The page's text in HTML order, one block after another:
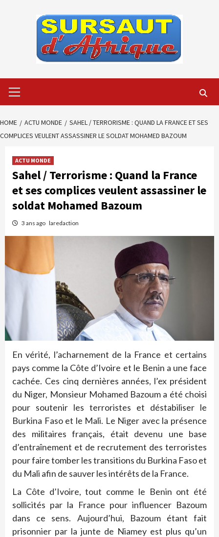
Menu
HOME ACTU MONDE
SAHEL / TERRORISME : QUAND LA FRANCE ET SES
COMPLICES VEULENT ASSASSINER LE SOLDAT MOHAMED BAZOUM
ACTU MONDE
Sahel / Terrorisme : Quand la France
et ses complices veulent assassiner le
soldat Mohamed Bazoum
3 ans ago laredaction
En vérité, l’acharnement de la France et certains
pays comme la Côte d’Ivoire et le Benin a une face
cachée. Ces cinq dernières années, l’ex président
du Niger, Monsieur Mohamed Bazoum a été choisi
pour soutenir les terroristes et déstabiliser le
Burkina Faso et le Mali. Le Niger avec la présence
des militaires français, était devenu une base
d’entraînement et de recrutement des terroristes
pour faire tomber les transitions du Burkina Faso et
du Mali afin de sauver les intérêts de la France.
La Côte d’Ivoire, tout comme le Benin ont été
sollicités par la France pour influencer Bazoum
dans ce sens. Aujourd’hui, Bazoum étant fait
prisonnier par la junte de Niamey est plus qu’un